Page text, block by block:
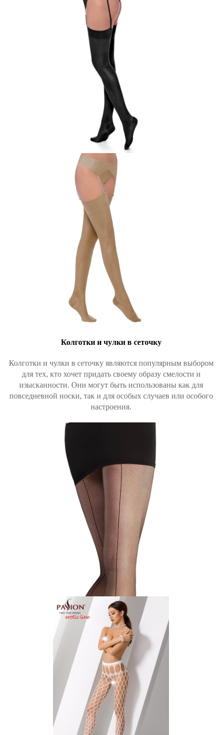
Колготки и чулки в сеточку
Колготки и чулки в сеточку являются популярным выбором
для тех, кто хочет придать своему образу смелости и
изысканности. Они могут быть использованы как для
повседневной носки, так и для особых случаев или особого
настроения.